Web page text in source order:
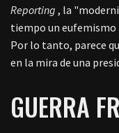
Reporting , la
tiempo un
Por lo tanto, parece
en la mira de una
GUERRA